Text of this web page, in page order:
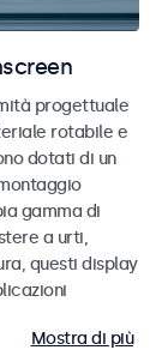
progettuale
rotabile e
dotati di un
gamma di
a urti,
questi display
Mostra di più